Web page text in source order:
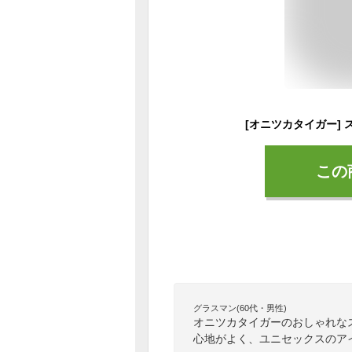
こ
グラスマン(60代・男性)
オニツカタイガーのおしゃれ
心地がよく、ユニセックスの